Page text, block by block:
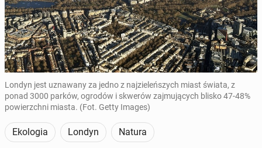
Londyn jest uznawany za jedno z najzieleńszych miast świata, z
ponad 3000 parków, ogrodów i skwerów zajmujących blisko 47-48%
powierzchni miasta. (Fot. Getty Images)
Ekologia Londyn Natura